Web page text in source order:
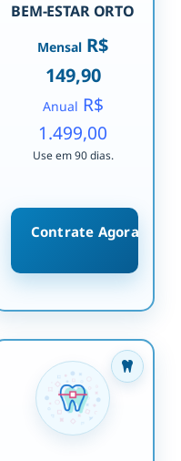
BEM-ESTAR ORTO
Mensal R$
149,90
Anual R$
1.499,00
Use em 90 dias.
Contrate Agora